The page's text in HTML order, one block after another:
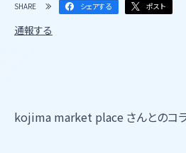
SHARE シェアする ポスト
通報する
kojima market place さんとのコラ